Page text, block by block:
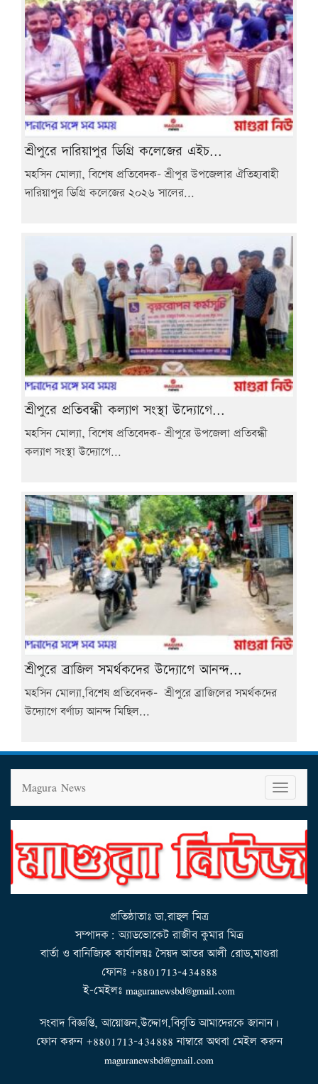
শ্রীপুরে দারিয়াপুর ডিগ্রি কলেজের এইচ...
মহসিন মোল্যা, বিশেষ প্রতিবেদক- শ্রীপুর উপজেলার ঐতিহ্যবাহী
দারিয়াপুর ডিগ্রি কলেজের ২০২৬ সালের...
শ্রীপুরে প্রতিবন্ধী কল্যাণ সংস্থা উদ্যোগে...
মহসিন মোল্যা, বিশেষ প্রতিবেদক- শ্রীপুরে উপজেলা প্রতিবন্ধী
কল্যাণ সংস্থা উদ্যোগে...
শ্রীপুরে ব্রাজিল সমর্থকদের উদ্যোগে আনন্দ...
মহসিন মোল্যা,বিশেষ প্রতিবেদক- শ্রীপুরে ব্রাজিলের সমর্থকদের
উদ্যোগে বর্ণাঢ্য আনন্দ মিছিল...
T
o
g
g
l
g
a
t
i
o
n
Magura News
প্রতিষ্ঠাতাঃ ডা.রাহুল মিত্র
সম্পাদক: অ্যাডভোকেট রাজীব কুমার মিত্র
বার্তা ও বানিজ্যিক কার্যালয়ঃ সৈয়দ আতর আলী রোড,মাগুরা
ফোনঃ +8801713-434888
ই-মেইলঃ maguranewsbd@gmail.com
সংবাদ বিজ্ঞপ্তি, আয়োজন,উদ্দোগ,বিবৃতি আমাদেরকে জানান।
ফোন করুন +8801713-434888 নাম্বারে অথবা মেইল করুন
maguranewsbd@gmail.com